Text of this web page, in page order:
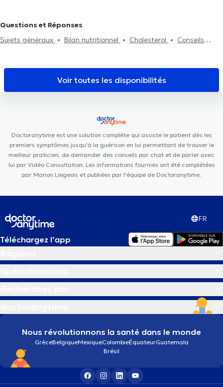
SANTÉ
Kin&Perform Chênée
Questions et Réponses
Sujets généraux
Bilan nutritionnel Cholesterol
Conseils
Traitement reflux gastrique
Traitement des troubles
alimentaires
Traitement de Parkinson
Hypnose médicale
Voir toutes les disponibilités
Doctoranytime est une solution complète qui assiste le patient dès les
premiers symptômes jusqu'à la guérison en lui permettant de trouver le
meilleur praticien, de demander des conseils par chat et de parler avec
lui par Vidéo Consultation. Les informations fournies ont été complétées
par Manon Liegeois et publiées par l'équipe de Doctoranytime.
FR
Téléchargez l’app
Nous révolutionnons la santé dans le monde
GrèceBelgiqueMexiqueColombieÉquateurGuatemala
Brésil